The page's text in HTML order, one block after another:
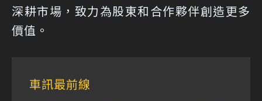
深耕市場，致力為股東和合作夥伴創造更多
價值。
車訊最前線